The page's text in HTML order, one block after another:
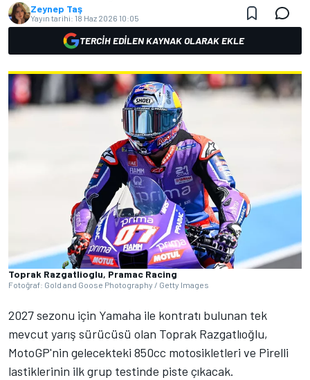
Zeynep Taş
Yayın tarihi: 18 Haz 2026 10:05
TERCIH EDILEN KAYNAK OLARAK EKLE
Toprak Razgatlioglu, Pramac Racing
Fotoğraf: Gold and Goose Photography / Getty Images
2027 sezonu için Yamaha ile kontratı bulunan tek
mevcut yarış sürücüsü olan Toprak Razgatlıoğlu,
MotoGP'nin gelecekteki 850cc motosikletleri ve Pirelli
lastiklerinin ilk grup testinde piste çıkacak.